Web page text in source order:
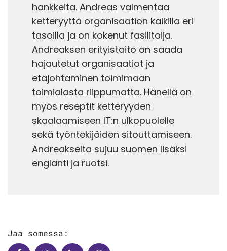
hankkeita. Andreas valmentaa
ketteryyttä organisaation kaikilla eri
tasoilla ja on kokenut fasilitoija.
Andreaksen erityistaito on saada
hajautetut organisaatiot ja
etäjohtaminen toimimaan
toimialasta riippumatta. Hänellä on
myös reseptit ketteryyden
skaalaamiseen IT:n ulkopuolelle
sekä työntekijöiden sitouttamiseen.
Andreakselta sujuu suomen lisäksi
englanti ja ruotsi.
Jaa somessa: